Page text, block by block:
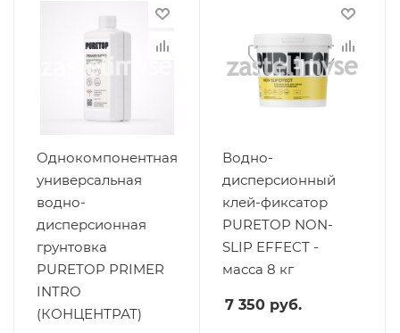
Однокомпонентная
универсальная
водно-
дисперсионная
грунтовка
PURETOP PRIMER
INTRO
(КОНЦЕНТРАТ)
Водно-
дисперсионный
клей-фиксатор
PURETOP NON-
SLIP EFFECT -
масса 8 кг
7 350 руб.